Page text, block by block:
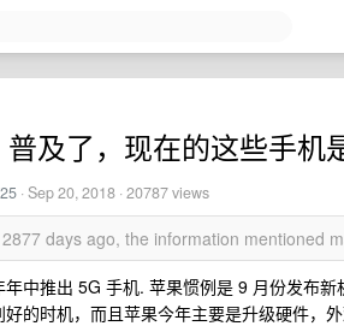
及了，现在的这些手机
·Sep 20, 2018 · 20787 views
days ago, the information mentioned
中推出 5G 手机. 苹果惯例是 9 月份发布
的时机，而且苹果今年主要是升级硬件，